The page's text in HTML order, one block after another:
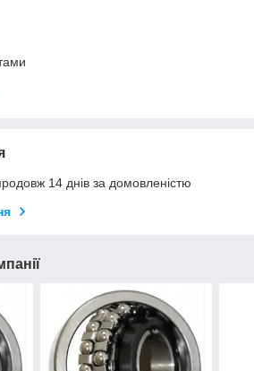
14 днів за домовленістю